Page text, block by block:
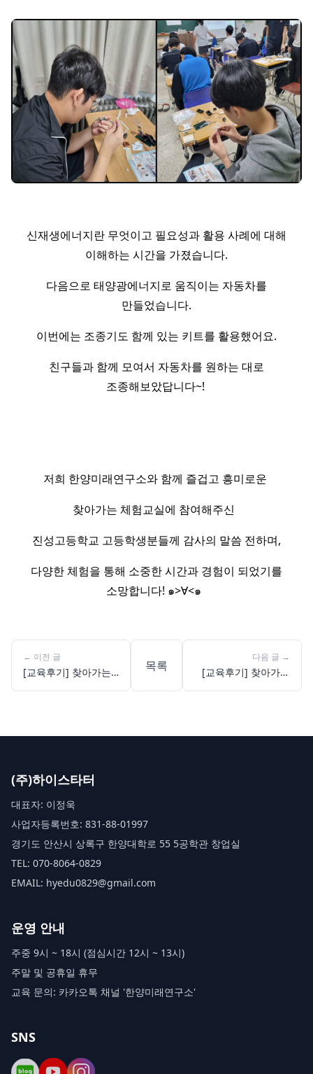
신재생에너지란 무엇이고 필요성과 활용 사례에 대해
이해하는 시간을 가졌습니다.
다음으로 태양광에너지로 움직이는 자동차를
만들었습니다.
이번에는 조종기도 함께 있는 키트를 활용했어요.
친구들과 함께 모여서 자동차를 원하는 대로
조종해보았답니다~!
저희 한양미래연구소와 함께 즐겁고 흥미로운
찾아가는 체험교실에 참여해주신
진성고등학교 고등학생분들께 감사의 말씀 전하며,
다양한 체험을 통해 소중한 시간과 경험이 되었기를
소망합니다! ๑>∀<๑ ​
← 이전 글
[교육후기] 찾아가는
목록
다음 글 →
[교육후기] 찾아가는
(주)하이스타터
대표자: 이정욱
사업자등록번호: 831-88-01997
경기도 안산시 상록구 한양대학로 55 5공학관 창업실
TEL: 070-8064-0829
EMAIL: hyedu0829@gmail.com
운영 안내
주중 9시 ~ 18시 (점심시간 12시 ~ 13시)
주말 및 공휴일 휴무
교육 문의: 카카오톡 채널 '한양미래연구소'
SNS